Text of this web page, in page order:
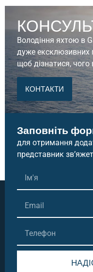
Володіння яхтою в
дуже ексклюзивних
щоб дізнатися,
КОНТАКТИ
Заповніть
для отримання
представник